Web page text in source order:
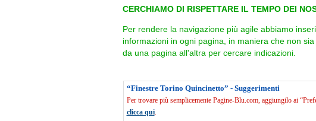
CERCHIAMO DI RISPETTARE IL TEMPO DEI
Per rendere la navigazione più agile abbiamo
informazioni in ogni pagina, in maniera che non
da una pagina all'altra per cercare indicazioni.
“Finestre Torino Quincinetto” - Suggerimenti
Per trovare più semplicemente Pagine-Blu.com, aggiungilo ai
clicca qui.